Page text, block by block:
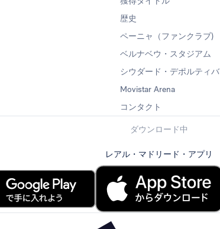
歴史
ペーニャ（ファンクラブ)
ベルナベウ・スタジアム
シウダード・デポルティバ
Movistar Arena
コンタクト
ダウンロード中
レアル・マドリード・アプリ